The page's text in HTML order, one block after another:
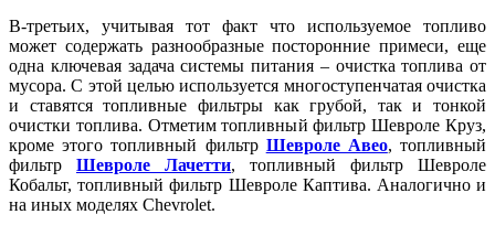
В-третьих, учитывая тот факт что используемое топливо
может содержать разнообразные посторонние примеси, еще
одна ключевая задача системы питания – очистка топлива от
мусора. С этой целью используется многоступенчатая очистка
и ставятся топливные фильтры как грубой, так и тонкой
очистки топлива. Отметим топливный фильтр Шевроле Круз,
кроме этого топливный фильтр Шевроле Авео, топливный
фильтр
Шевроле Лачетти, топливный фильтр Шевроле
Кобальт, топливный фильтр Шевроле Каптива. Аналогично и
на иных моделях Chevrolet.